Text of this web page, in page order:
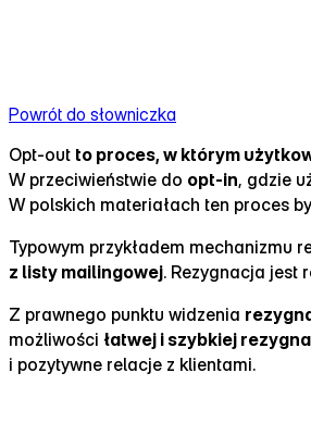
Powrót do słowniczka
Opt‑out to proces, w którym
W przeciwieństwie do opt‑in, gdzie
W polskich materiałach ten proces
Typowym przykładem mechanizmu
z listy mailingowej. Rezygnacja jest
Z prawnego punktu widzenia
możliwości łatwej i szybkiej
i pozytywne relacje z klientami.